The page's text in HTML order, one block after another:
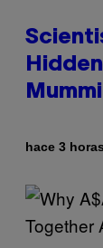
hace 3 horas